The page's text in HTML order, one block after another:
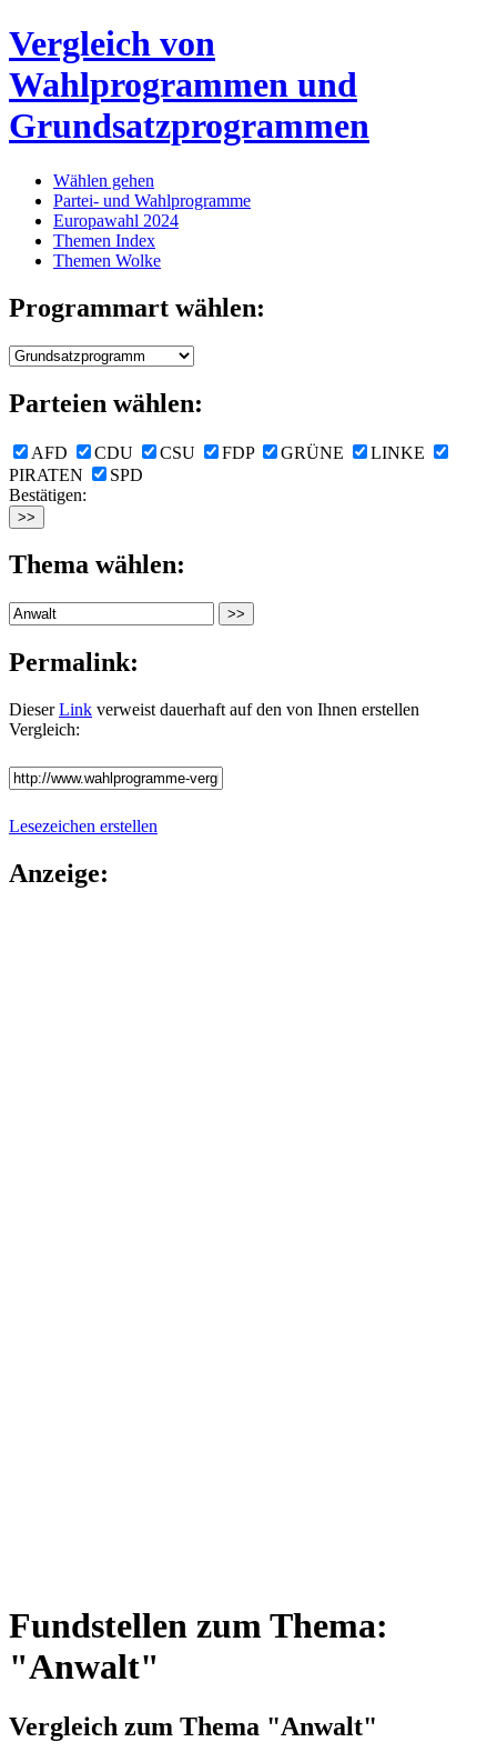
Vergleich von
Wahlprogrammen und
Grundsatzprogrammen
Wählen gehen
Partei- und Wahlprogramme
Europawahl 2024
Themen Index
Themen Wolke
Programmart wählen:
Parteien wählen:
AFD CDU CSU FDP GRÜNE
LINKE
PIRATEN
SPD
Bestätigen:
Thema wählen:
Permalink:
DieserLink verweist dauerhaft auf den von Ihnen erstellen
Vergleich:
Lesezeichen erstellen
Anzeige:
Fundstellen zum Thema:
"Anwalt"
Vergleich zum Thema "Anwalt"